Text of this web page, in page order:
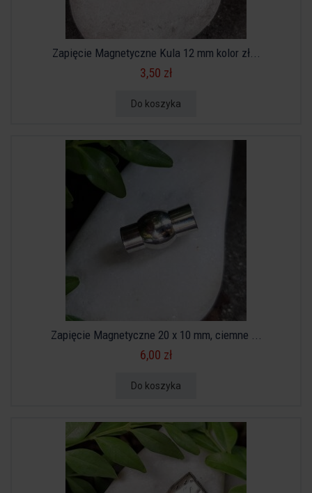
Zapięcie Magnetyczne Kula 12 mm kolor zł...
3,50 zł
Do koszyka
Zapięcie Magnetyczne 20 x 10 mm, ciemne ...
6,00 zł
Do koszyka